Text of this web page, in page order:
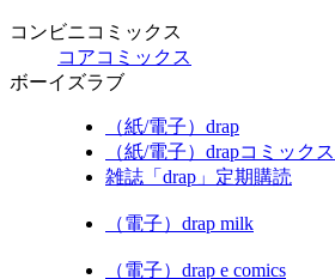
コンビニコミックス
コアコミックス
ボーイズラブ
（紙/電子）drap
（紙/電子）drapコミック
雑誌「drap」定期購読
（電子）drap milk
（電子）drap e comics